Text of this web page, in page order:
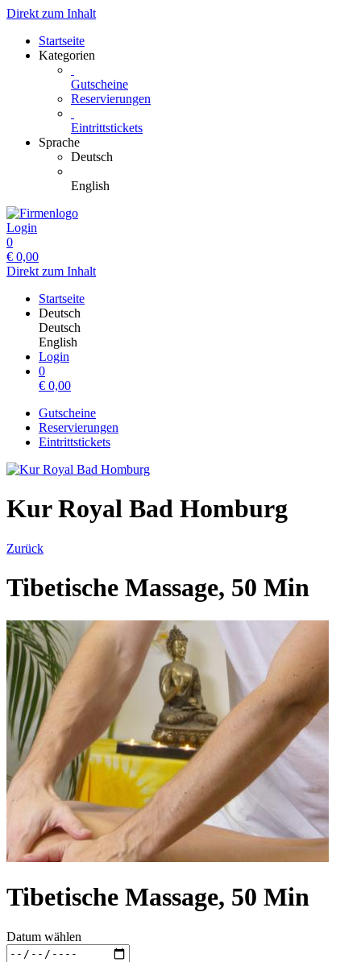
Direkt zum Inhalt
Startseite
Kategorien
Gutscheine
Reservierungen
Eintrittstickets
Sprache
Deutsch
English
Login
0
€ 0,00
Direkt zum Inhalt
Startseite
Deutsch
Deutsch
English
Login
0
€ 0,00
Gutscheine
Reservierungen
Eintrittstickets
Kur Royal Bad Homburg
Zurück
Tibetische Massage, 50 Min
Tibetische Massage, 50 Min
Datum wählen